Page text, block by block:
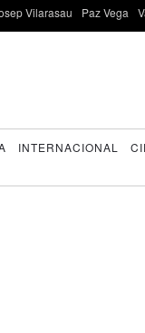
Vilarasau Paz Vega
INTERNACIONAL